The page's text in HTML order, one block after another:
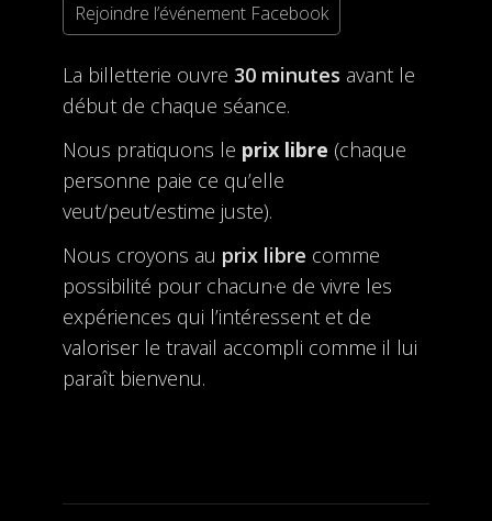
Rejoindre l’événement Facebook
La billetterie ouvre 30 minutes avant le
début de chaque séance.
Nous pratiquons le prix libre (chaque
personne paie ce qu’elle
veut/peut/estime juste).
Nous croyons au prix libre comme
possibilité pour chacun·e de vivre les
expériences qui l’intéressent et de
valoriser le travail accompli comme il lui
paraît bienvenu.